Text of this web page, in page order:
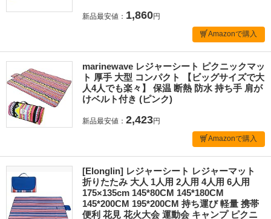
新品最安値： 1,860円
Amazonで購入
marinewave レジャーシート ピクニックマッ
ト 厚手 大型 コンパクト 【ビッグサイズで大
人4人でも楽々】 保温 断熱 防水 持ち手 肩が
けベルト付き (ピンク)
新品最安値： 2,423円
Amazonで購入
[Elonglin] レジャーシート レジャーマット
折りたたみ 大人 1人用 2人用 4人用 6人用
175×135cm 145*80CM 145*180CM
145*200CM 195*200CM 持ち運び 軽量 携帯
便利 花見 花火大会 運動会 キャンプ ピクニ